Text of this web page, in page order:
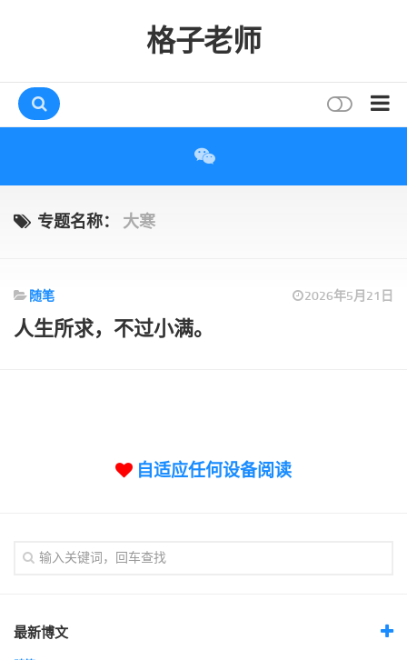
格子老师
互动
友情链接
专题名称： 大寒
随笔 2026年5月21日
人生所求，不过小满。
自适应任何设备阅读
最新博文